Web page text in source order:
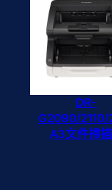
DR-
G2090/2110/
A3文件掃